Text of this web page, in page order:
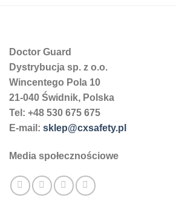
Doctor Guard
Dystrybucja sp. z o.o.
Wincentego Pola 10
21-040 Świdnik, Polska
Tel: +48 530 675 675
E-mail: sklep@cxsafety.pl
Media społecznościowe